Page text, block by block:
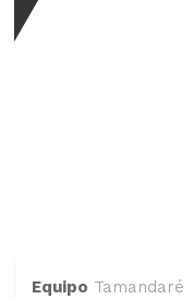
Equipo Tamandaré